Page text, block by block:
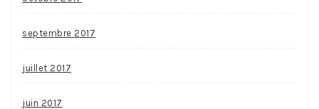
septembre 2017
juillet 2017
juin 2017